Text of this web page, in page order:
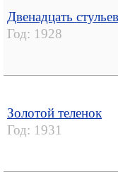
Двенадцать стульев
Год: 1928
Золотой теленок
Год: 1931